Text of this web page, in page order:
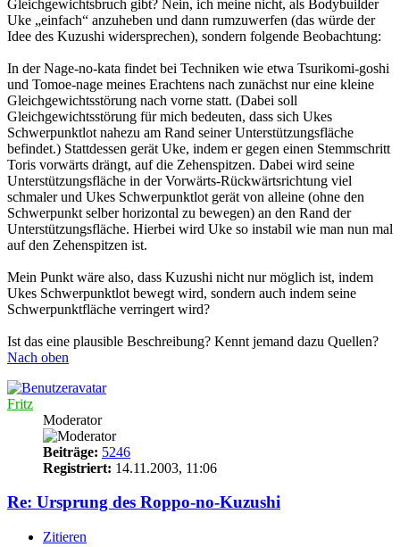
Gleichgewichtsbruch gibt? Nein, ich meine nicht, als Bodybuilder
Uke „einfach“ anzuheben und dann rumzuwerfen (das würde der
Idee des Kuzushi widersprechen), sondern folgende Beobachtung:
In der Nage-no-kata findet bei Techniken wie etwa Tsurikomi-goshi
und Tomoe-nage meines Erachtens nach zunächst nur eine kleine
Gleichgewichtsstörung nach vorne statt. (Dabei soll
Gleichgewichtsstörung für mich bedeuten, dass sich Ukes
Schwerpunktlot nahezu am Rand seiner Unterstützungsfläche
befindet.) Stattdessen gerät Uke, indem er gegen einen Stemmschritt
Toris vorwärts drängt, auf die Zehenspitzen. Dabei wird seine
Unterstützungsfläche in der Vorwärts-Rückwärtsrichtung viel
schmaler und Ukes Schwerpunktlot gerät von alleine (ohne den
Schwerpunkt selber horizontal zu bewegen) an den Rand der
Unterstützungsfläche. Hierbei wird Uke so instabil wie man nun mal
auf den Zehenspitzen ist.
Mein Punkt wäre also, dass Kuzushi nicht nur möglich ist, indem
Ukes Schwerpunktlot bewegt wird, sondern auch indem seine
Schwerpunktfläche verringert wird?
Ist das eine plausible Beschreibung? Kennt jemand dazu Quellen?
Nach oben
Fritz
Moderator
Beiträge: 5246
Registriert: 14.11.2003, 11:06
Re: Ursprung des Roppo-no-Kuzushi
Zitieren